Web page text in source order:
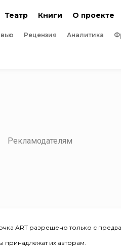
Театр Книги О проекте
Рецензия Аналитика
Рекламодателям
ART разрешено только с
принадлежат их авторам.